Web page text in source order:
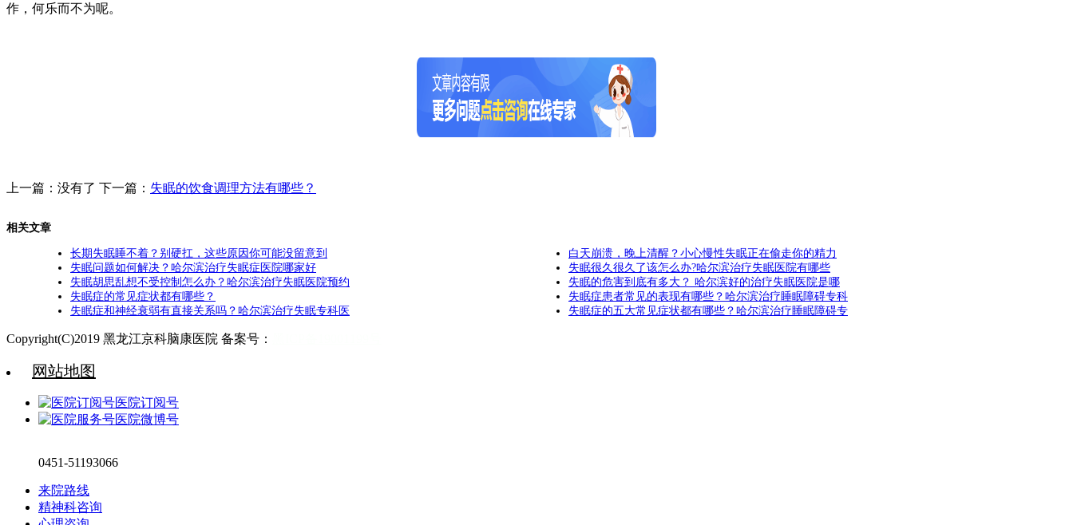
作，何乐而不为呢。
上一篇：没有了 下一篇： 失眠的饮食调理方法有哪些？
相关文章
长期失眠睡不着？别硬扛，这些原因你可能没留意到
白天崩溃，晚上清醒？小心慢性失眠正在偷走你的精力
失眠问题如何解决？哈尔滨治疗失眠症医院哪家好
失眠很久很久了该怎么办?哈尔滨治疗失眠医院有哪些
失眠胡思乱想不受控制怎么办？哈尔滨治疗失眠医院预约
失眠的危害到底有多大？ 哈尔滨好的治疗失眠医院是哪
失眠症的常见症状都有哪些？
失眠症患者常见的表现有哪些？哈尔滨治疗睡眠障碍专科
失眠症和神经衰弱有直接关系吗？哈尔滨治疗失眠专科医
失眠症的五大常见症状都有哪些？哈尔滨治疗睡眠障碍专
Copyright(C)2019 黑龙江京科脑康医院 备案号：
网站地图
医院订阅号
医院微博号
0451-51193066
来院路线
精神科咨询